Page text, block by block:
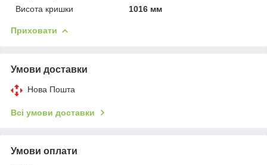
Висота кришки
1016 мм
Приховати
Умови доставки
Нова Пошта
Всі умови доставки
Умови оплати